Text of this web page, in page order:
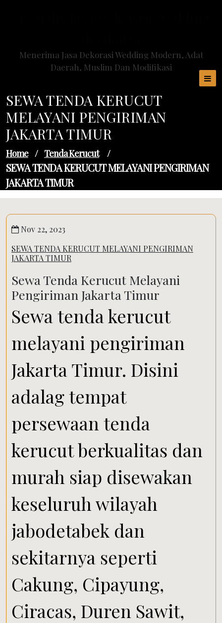
Menerima Jasa Dekorasi Wedding Modern, Adat
Daerah, Muslim Dan Modifikasi
SEWA TENDA KERUCUT
MELAYANI PENGIRIMAN
JAKARTA TIMUR
Home / Tenda Kerucut /
SEWA TENDA KERUCUT MELAYANI PENGIRIMAN
JAKARTA TIMUR
Nov 22, 2023
SEWA TENDA KERUCUT MELAYANI PENGIRIMAN
JAKARTA TIMUR
Sewa Tenda Kerucut Melayani
Pengiriman Jakarta Timur
Sewa tenda kerucut
melayani pengiriman
Jakarta Timur. Disini
adalag tempat
persewaan tenda
kerucut berkualitas dan
murah siap disewakan
keseluruh wilayah
jabodetabek dan
sekitarnya seperti
Cakung, Cipayung,
Ciracas, Duren Sawit,